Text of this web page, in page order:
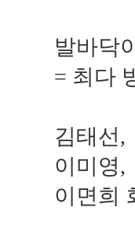
발바닥
= 최다
김태선,
이미영,
이면희